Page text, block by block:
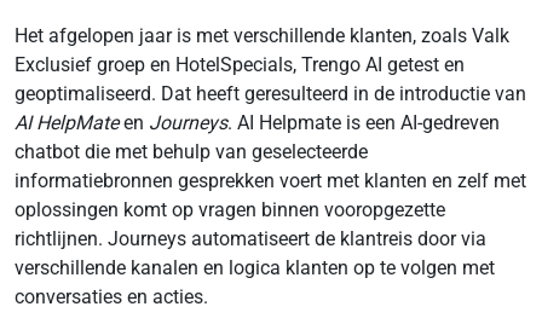
Het afgelopen jaar is met verschillende klanten, zoals Valk
Exclusief groep en HotelSpecials, Trengo AI getest en
geoptimaliseerd. Dat heeft geresulteerd in de introductie van
AI HelpMateen Journeys. AI Helpmate is een AI-gedreven
chatbot die met behulp van geselecteerde
informatiebronnen gesprekken voert met klanten en zelf met
oplossingen komt op vragen binnen vooropgezette
richtlijnen. Journeys automatiseert de klantreis door via
verschillende kanalen en logica klanten op te volgen met
conversaties en acties.